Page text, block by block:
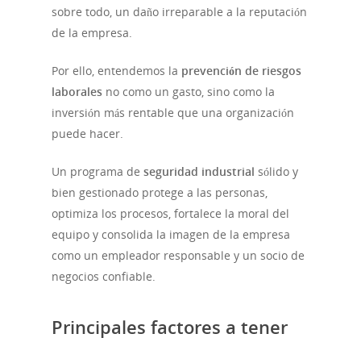
sobre todo, un daño irreparable a la reputación
de la empresa.
Por ello, entendemos la prevención de riesgos
laborales no como un gasto, sino como la
inversión más rentable que una organización
puede hacer.
Un programa de seguridad industrial sólido y
bien gestionado protege a las personas,
optimiza los procesos, fortalece la moral del
equipo y consolida la imagen de la empresa
como un empleador responsable y un socio de
negocios confiable.
Principales factores a tener